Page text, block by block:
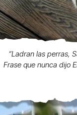
“Ladran las perras,
Frase que nunca dijo